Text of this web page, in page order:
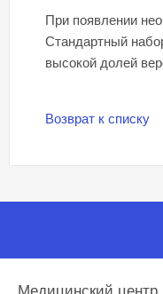
При появлении
Стандартный
высокой долей
Возврат к списку